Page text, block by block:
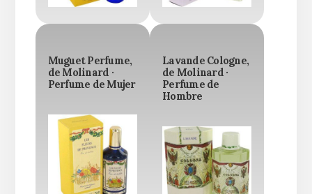
Muguet Perfume,
de Molinard ·
Perfume de Mujer
Lavande Cologne,
de Molinard ·
Perfume de
Hombre